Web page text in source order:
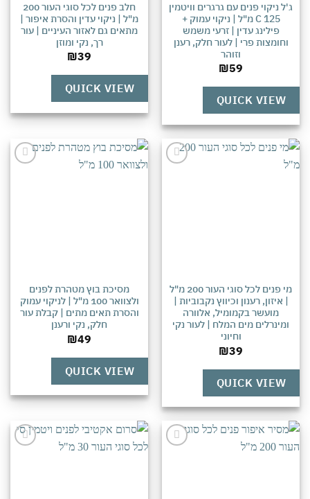
ניקוי פנים עם גרגרים וויטמין
C 125 מ"ל | ניקוי עמוק +
פילינג עדין | זרעי משמש
וחומצות פרי | לעור חלק, רענן
₪
QUICK VIEW
חלב פנים לכל סוגי העור 200
מ"ל | ניקוי עדין והסרת איפור |
מתאים גם לאזור העיניים | עור
רך, נקי ומוזן
₪
QUICK VIEW
מי פנים לכל סוגי העור 200 מ"ל
| איזון, רענון וכיווץ נקבוביות |
מועשר בקמומיל, אלוורה
ומינרלים מים המלח | לעור נקי
₪
QUICK VIEW
מסיכת בוץ מטהרת לפנים
ולצוואר 100 מ"ל | לניקוי עמוק
והסרת תאים מתים | קבלת עור
חלק, נקי ורענן
₪
QUICK VIEW